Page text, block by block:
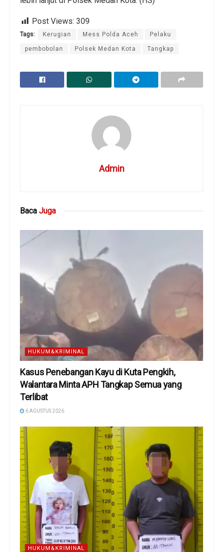
Post Views: 309
Tags: Kerugian Mess Polda Aceh Pelaku
pembobolan Polsek Medan Kota Tangkap
Admin
Baca Juga
HUKUM&KRIMINAL
Kasus Penebangan Kayu di Kuta Pengkih,
Walantara Minta APH Tangkap Semua yang
Terlibat
6 AGUSTUS 2026
HUKUM&KRIMINAL